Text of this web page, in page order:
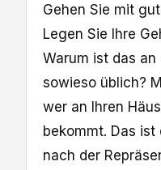
Gehen Sie mit
Legen Sie Ihre
Warum ist das
sowieso üblich?
wer an Ihren
bekommt. Das
nach der